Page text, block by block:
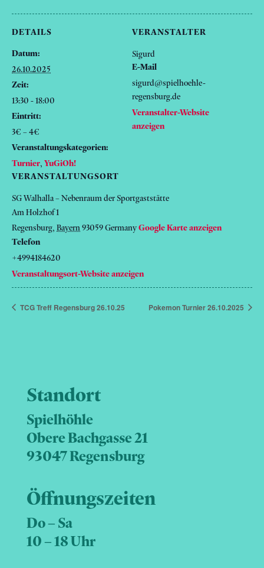
DETAILS
Datum:
26.10.2025
Zeit:
13:30 - 18:00
Eintritt:
3€ – 4€
Veranstaltungskategorien:
Turnier, YuGiOh!
VERANSTALTUNGSORT
SG Walhalla – Nebenraum der Sportgaststätte
Am Holzhof 1
Regensburg, Bayern93059GermanyGoogle Karte anzeigen
Telefon
+4994184620
Veranstaltungsort-Website anzeigen
VERANSTALTER
Sigurd
E-Mail
sigurd@spielhoehle-
regensburg.de
Veranstalter-Website
anzeigen
TCG Treff Regensburg 26.10.25 Pokemon Turnier 26.10.2025
Standort
Spielhöhle
Obere Bachgasse 21
93047 Regensburg
Öffnungszeiten
Do – Sa
10 – 18 Uhr